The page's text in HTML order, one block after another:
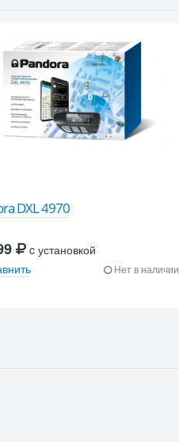
DXL 4970
c установкой
Нет в наличии